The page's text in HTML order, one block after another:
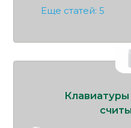
Еще статей: 5